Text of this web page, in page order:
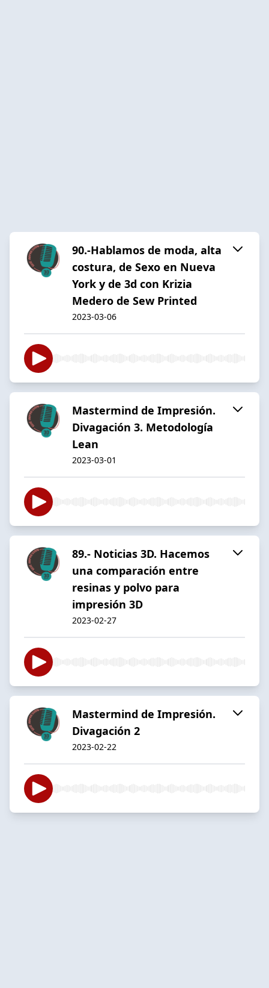
90.-Hablamos de moda, alta
costura, de Sexo en Nueva
York y de 3d con Krizia
Medero de Sew Printed
2023-03-06
Mastermind de Impresión.
Divagación 3. Metodología
Lean
2023-03-01
89.- Noticias 3D. Hacemos
una comparación entre
resinas y polvo para
impresión 3D
2023-02-27
Mastermind de Impresión.
Divagación 2
2023-02-22